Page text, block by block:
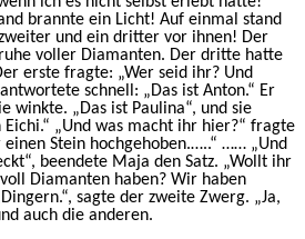
brannte ein Licht! Auf einmal stand
und ein dritter vor ihnen! Der
voller Diamanten. Der dritte hatte
erste fragte: „Wer seid ihr? Und
schnell: „Das ist Anton.“ Er
winkte. „Das ist Paulina“, und sie
„Und was macht ihr hier?“ fragte
Stein hochgehoben.…..“ …… „Und
beendete Maja den Satz. „Wollt ihr
Diamanten haben? Wir haben
sagte der zweite Zwerg. „Ja,
auch die anderen.